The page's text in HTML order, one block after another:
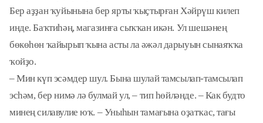
Бер аҙҙан ҡуйынына бер ярты ҡыҫтырған Хәйрүш килеп
инде. Баҡтиһәң, магазинға сыҡҡан икән. Ул шешәнең
бөкөһөн ҡайы­рып ҡына асты ла әжәл дарыуын сынаяҡҡа
ҡойҙо.
– Мин күп эсәмдер шул. Бына шулай тамсылап-тамсылап
эс­һәм, бер нимә лә булмай ул, – тип һөйләнде. – Как будто
минең силавулие юҡ. – Уныһын тама­ғына оҙатҡас, тағы